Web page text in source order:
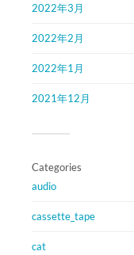
2022年3月
2022年2月
2022年1月
2021年12月
Categories
audio
cassette_tape
cat